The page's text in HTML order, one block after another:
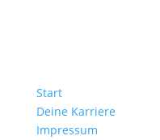
Start
Deine Karriere
Impressum